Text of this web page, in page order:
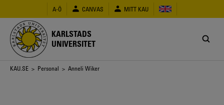
huvudinnehåll
A-Ö CANVAS MITT KAU
KARLSTADS
UNIVERSITET
Länkstig
KAU.SE > Personal > Anneli Wiker